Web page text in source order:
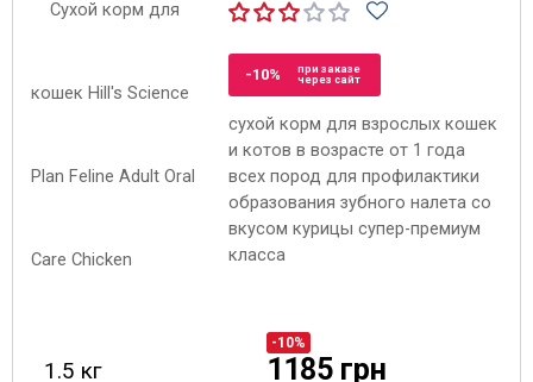
-10%
при заказе
через сайт
сухой корм для взрослых кошек
и котов в возрасте от 1 года
всех пород для профилактики
образования зубного налета со
вкусом курицы супер-премиум
класса
1.5 кг
-10%
1185 грн